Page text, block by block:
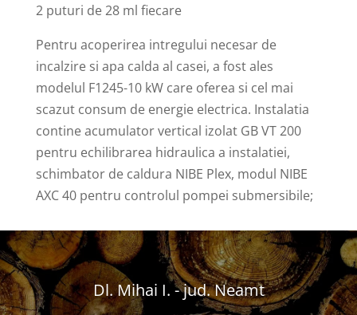
2 puturi de 28 ml fiecare
Pentru acoperirea intregului necesar de
incalzire si apa calda al casei, a fost ales
modelul F1245-10 kW care oferea si cel mai
scazut consum de energie electrica. Instalatia
contine acumulator vertical izolat GB VT 200
pentru echilibrarea hidraulica a instalatiei,
schimbator de caldura NIBE Plex, modul NIBE
AXC 40 pentru controlul pompei submersibile;
Dl. Mihai I. - jud. Neamt